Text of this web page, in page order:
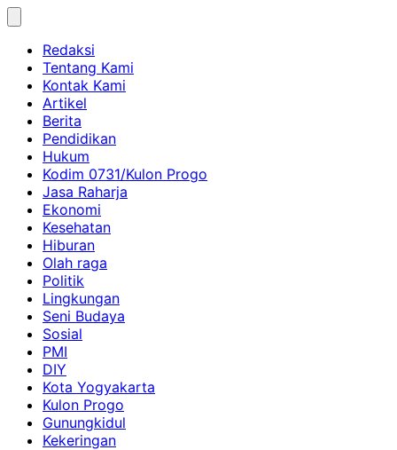
Skip
contentRedaksi
Tentang Kami
Kontak Kami
Artikel
Berita
Pendidikan
Hukum
Kodim 0731/Kulon Progo
Jasa Raharja
Ekonomi
Kesehatan
Hiburan
Olah raga
Politik
Lingkungan
Seni Budaya
Sosial
PMI
DIY
Kota Yogyakarta
Kulon Progo
Gunungkidul
Kekeringan